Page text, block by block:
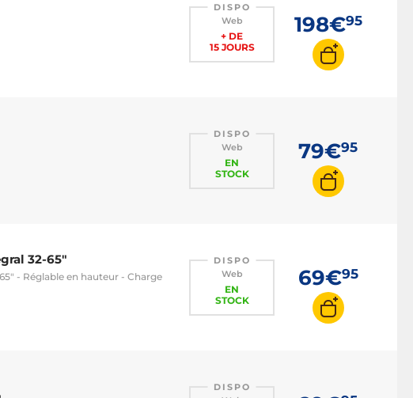
DISPO
Web
+ DE
15 JOURS
198€95
DISPO
Web
EN
STOCK
79€95
32-65"
- Réglable en hauteur - Charge
DISPO
Web
EN
STOCK
69€95
DISPO